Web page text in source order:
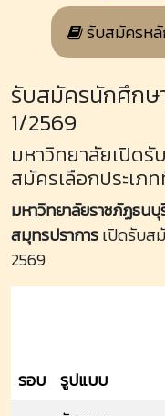
รับสมัครห
รับสมัครนักศึกษ
1/2569
มหาวิทยาลัยเปิดรั
สมัครเลือกประเภ
มหาวิทยาลัยราชภัฏธน
สมุทรปราการเปิดรับส
2569
รอบ รูปแบบ